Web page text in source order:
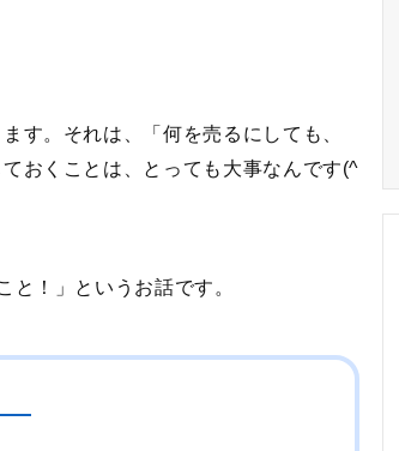
す。それは、「何を売るにしても、
おくことは、とっても大事なんです(^
！」というお話です。